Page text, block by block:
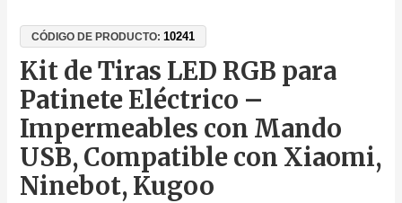
CÓDIGO DE PRODUCTO:10241
Kit de Tiras LED RGB para
Patinete Eléctrico –
Impermeables con Mando
USB, Compatible con Xiaomi,
Ninebot, Kugoo